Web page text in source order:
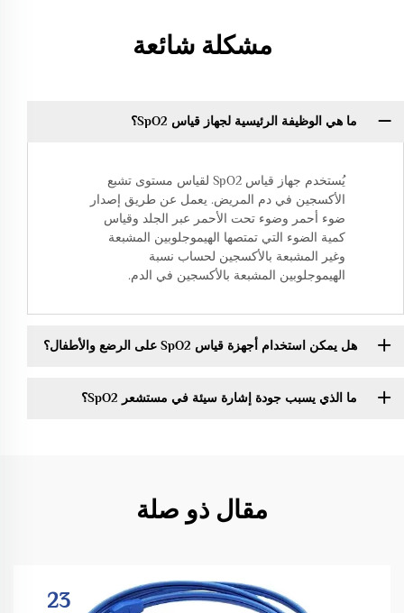
مشكلة شائعة
ما هي الوظيفة الرئيسية لجهاز قياس SpO2؟
يُستخدم جهاز قياس SpO2 لقياس مستوى تشبع
الأكسجين في دم المريض. يعمل عن طريق إصدار
ضوء أحمر وضوء تحت الأحمر عبر الجلد وقياس
كمية الضوء التي تمتصها الهيموجلوبين المشبعة
وغير المشبعة بالأكسجين لحساب نسبة
الهيموجلوبين المشبعة بالأكسجين في الدم.
هل يمكن استخدام أجهزة قياس SpO2 على الرضع والأطفال؟
ما الذي يسبب جودة إشارة سيئة في مستشعر SpO2؟
مقال ذو صلة
23